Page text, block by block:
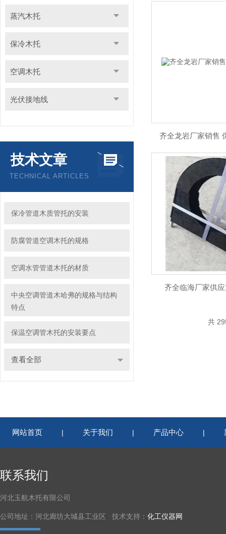
蒸汽木托
保冷木托
空调木托
光伏接地线
技术文章
TECHNICAL ARTICLES
保冷管道木质管托的安装
防腐管道空调木托的规格
空调水管管道木托的材质
中央空调管道木哈弗的规格与结构
特点
保温空调管木托的安装要点
查看全部
齐全龙岩厂家销售
齐全临海厂家供
共
网站首页 | 关于我们 | 产品中心 |
联系我们
河北玉航木托有限公司
公司地址：河北廊坊大城县工业区 技术支持： 化工仪器网